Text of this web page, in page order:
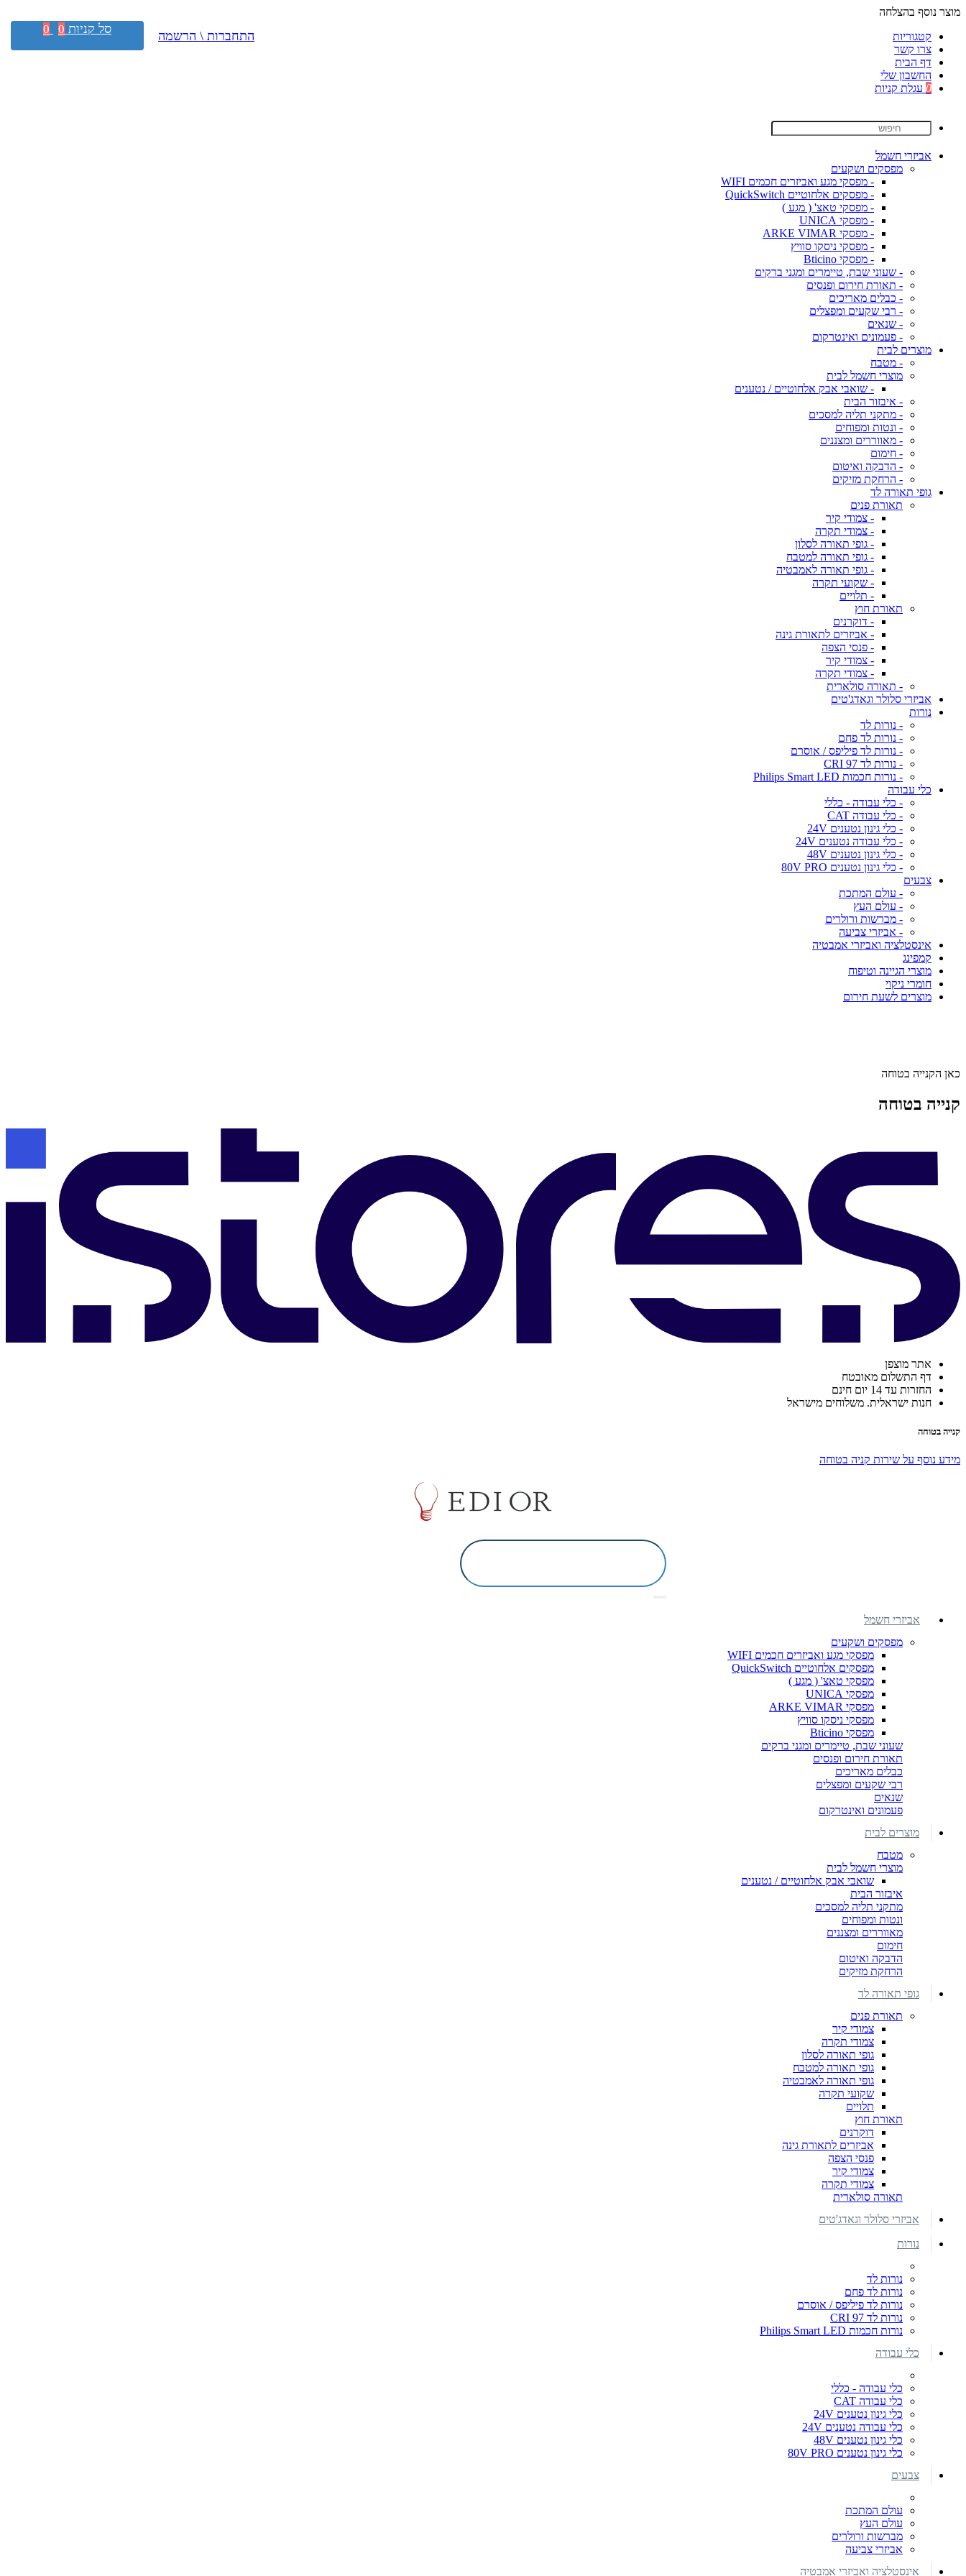
מוצר נוסף בהצלחה
קטגוריות
צרו קשר
דף הבית
החשבון שלי
0 עגלת קניות
אביזרי חשמל
מפסקים ושקעים
- מפסקי מגע ואביזרים חכמים WIFI
- מפסקים אלחוטיים QuickSwitch
- מפסקי טאצ' ( מגע )
- מפסקי UNICA
- מפסקי ARKE VIMAR
- מפסקי ניסקו סוויץ
- מפסקי Bticino
- שעוני שבת, טיימרים ומגני ברקים
- תאורת חירום ופנסים
- כבלים מאריכים
- רבי שקעים ומפצלים
- שנאים
- פעמונים ואינטרקום
מוצרים לבית
- מטבח
מוצרי חשמל לבית
- שואבי אבק אלחוטיים / נטענים
- איבזור הבית
- מתקני תליה למסכים
- ונטות ומפוחים
- מאווררים ומצננים
- חימום
- הדבקה ואיטום
- הרחקת מזיקים
גופי תאורה לד
תאורת פנים
- צמודי קיר
- צמודי תקרה
- גופי תאורה לסלון
- גופי תאורה למטבח
- גופי תאורה לאמבטיה
- שקועי תקרה
- תלויים
תאורת חוץ
- דוקרנים
- אביזרים לתאורת גינה
- פנסי הצפה
- צמודי קיר
- צמודי תקרה
- תאורה סולארית
אביזרי סלולר וגאדג'טים
נורות
- נורות לד
- נורות לד פחם
- נורות לד פיליפס / אוסרם
- נורות לד CRI 97
- נורות חכמות Philips Smart LED
כלי עבודה
- כלי עבודה - כללי
- כלי עבודה CAT
- כלי גינון נטענים 24V
- כלי עבודה נטענים 24V
- כלי גינון נטענים 48V
- כלי גינון נטענים 80V PRO
צבעים
- עולם המתכת
- עולם העץ
- מברשות ורולרים
- אביזרי צביעה
אינסטלציה ואביזרי אמבטיה
קמפינג
מוצרי הגיינה וטיפוח
חומרי ניקוי
מוצרים לשעת חירום
כאן הקנייה בטוחה
קנייה בטוחה
אתר מוצפן
דף התשלום מאובטח
החזרות עד 14 יום חינם
חנות ישראלית. משלוחים מישראל
קנייה בטוחה
מידע נוסף על שירות קניה בטוחה
התחברות \ הרשמה סל קניות 0
0
אביזרי חשמל
מפסקים ושקעים
מפסקי מגע ואביזרים חכמים WIFI
מפסקים אלחוטיים QuickSwitch
מפסקי טאצ' ( מגע )
מפסקי UNICA
מפסקי ARKE VIMAR
מפסקי ניסקו סוויץ
מפסקי Bticino
שעוני שבת, טיימרים ומגני ברקים
תאורת חירום ופנסים
כבלים מאריכים
רבי שקעים ומפצלים
שנאים
פעמונים ואינטרקום
מוצרים לבית
מטבח
מוצרי חשמל לבית
שואבי אבק אלחוטיים / נטענים
איבזור הבית
מתקני תליה למסכים
ונטות ומפוחים
מאווררים ומצננים
חימום
הדבקה ואיטום
הרחקת מזיקים
גופי תאורה לד
תאורת פנים
צמודי קיר
צמודי תקרה
גופי תאורה לסלון
גופי תאורה למטבח
גופי תאורה לאמבטיה
שקועי תקרה
תלויים
תאורת חוץ
דוקרנים
אביזרים לתאורת גינה
פנסי הצפה
צמודי קיר
צמודי תקרה
תאורה סולארית
אביזרי סלולר וגאדג'טים
נורות
נורות לד
נורות לד פחם
נורות לד פיליפס / אוסרם
נורות לד CRI 97
נורות חכמות Philips Smart LED
כלי עבודה
כלי עבודה - כללי
כלי עבודה CAT
כלי גינון נטענים 24V
כלי עבודה נטענים 24V
כלי גינון נטענים 48V
כלי גינון נטענים 80V PRO
צבעים
עולם המתכת
עולם העץ
מברשות ורולרים
אביזרי צביעה
אינסטלציה ואביזרי אמבטיה